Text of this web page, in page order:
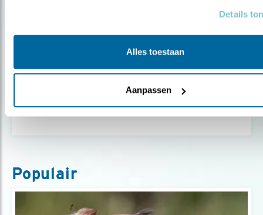
Details
Alles toestaan
Aanpassen
Natuur- en milieuorganisaties
Populair